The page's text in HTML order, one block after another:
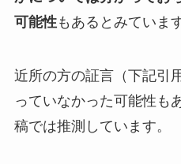
可能性もあるとみています
近所の方の証言（下記引
っていなかった可能性も
稿では推測しています。